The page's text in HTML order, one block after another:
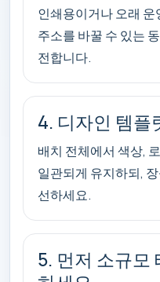
인쇄용이거나 오래
주소를 바꿀 수 있는
전합니다.
4. 디자인 템플
배치 전체에서 색상,
일관되게 유지하되,
선하세요.
5. 먼저 소규모